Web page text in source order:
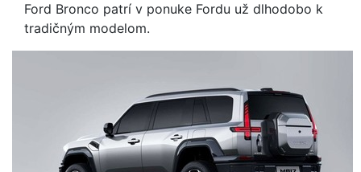
Ford Bronco patrí v ponuke Fordu už dlhodobo k
tradičným modelom.